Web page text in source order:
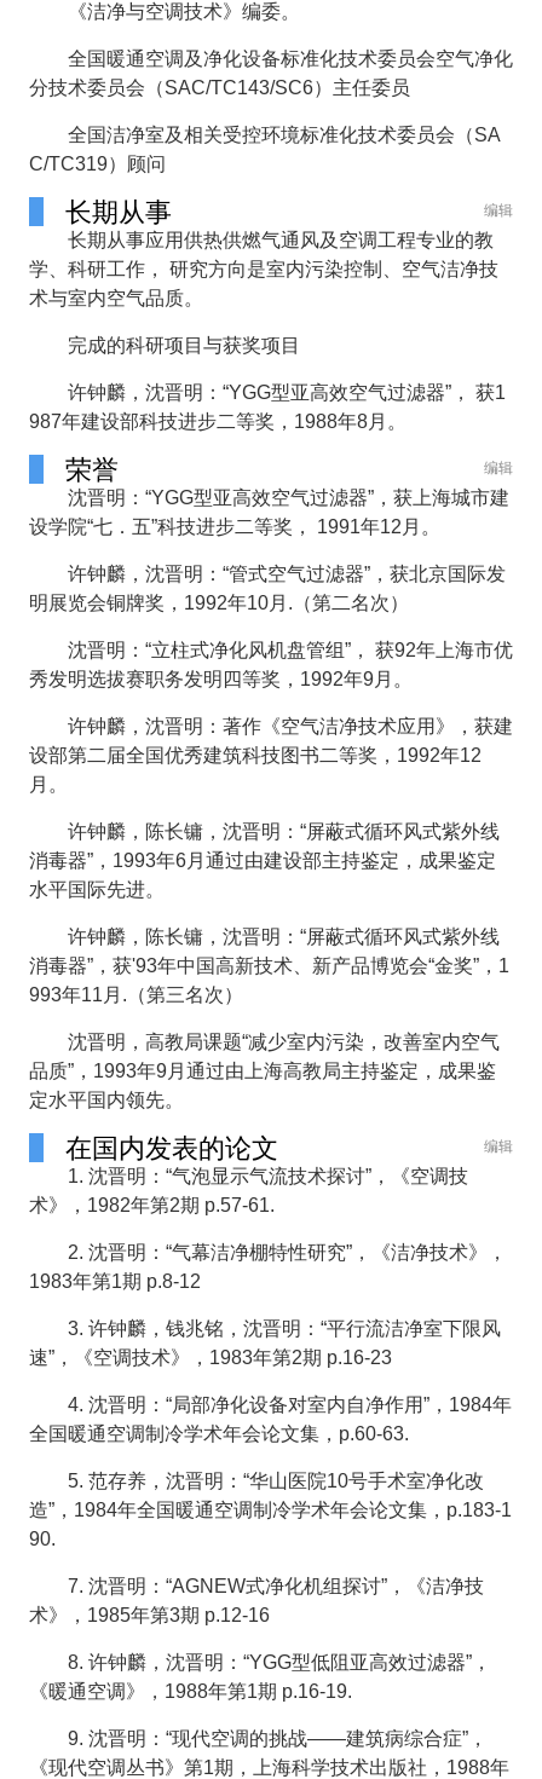
《洁净与空调技术》编委。
全国暖通空调及净化设备标准化技术委员会空气净化
分技术委员会（SAC/TC143/SC6）主任委员
全国洁净室及相关受控环境标准化技术委员会（SA
C/TC319）顾问
长期从事 编辑
长期从事应用供热供燃气通风及空调工程专业的教
学、科研工作， 研究方向是室内污染控制、空气洁净技
术与室内空气品质。
完成的科研项目与获奖项目
许钟麟，沈晋明：“YGG型亚高效空气过滤器”， 获1
987年建设部科技进步二等奖，1988年8月。
荣誉 编辑
沈晋明：“YGG型亚高效空气过滤器”，获上海城市建
设学院“七．五”科技进步二等奖， 1991年12月。
许钟麟，沈晋明：“管式空气过滤器”，获北京国际发
明展览会铜牌奖，1992年10月.（第二名次）
沈晋明：“立柱式净化风机盘管组”， 获92年上海市优
秀发明选拔赛职务发明四等奖，1992年9月。
许钟麟，沈晋明：著作《空气洁净技术应用》，获建
设部第二届全国优秀建筑科技图书二等奖，1992年12
月。
许钟麟，陈长镛，沈晋明：“屏蔽式循环风式紫外线
消毒器”，1993年6月通过由建设部主持鉴定，成果鉴定
水平国际先进。
许钟麟，陈长镛，沈晋明：“屏蔽式循环风式紫外线
消毒器”，获'93年中国高新技术、新产品博览会“金奖”，1
993年11月.（第三名次）
沈晋明，高教局课题“减少室内污染，改善室内空气
品质”，1993年9月通过由上海高教局主持鉴定，成果鉴
定水平国内领先。
在国内发表的论文 编辑
1. 沈晋明：“气泡显示气流技术探讨”，《空调技
术》，1982年第2期 p.57-61.
2. 沈晋明：“气幕洁净棚特性研究”，《洁净技术》，
1983年第1期 p.8-12
3. 许钟麟，钱兆铭，沈晋明：“平行流洁净室下限风
速”，《空调技术》，1983年第2期 p.16-23
4. 沈晋明：“局部净化设备对室内自净作用”，1984年
全国暖通空调制冷学术年会论文集，p.60-63.
5. 范存养，沈晋明：“华山医院10号手术室净化改
造”，1984年全国暖通空调制冷学术年会论文集，p.183-1
90.
7. 沈晋明：“AGNEW式净化机组探讨”，《洁净技
术》，1985年第3期 p.12-16
8. 许钟麟，沈晋明：“YGG型低阻亚高效过滤器”，
《暖通空调》，1988年第1期 p.16-19.
9. 沈晋明：“现代空调的挑战——建筑病综合症”，
《现代空调丛书》第1期，上海科学技术出版社，1988年